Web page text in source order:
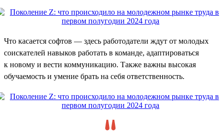
Что касается софтов — здесь работодатели ждут от молодых
соискателей навыков работать в команде, адаптироваться
к новому и вести коммуникацию. Также важны высокая
обучаемость и умение брать на себя ответственность.